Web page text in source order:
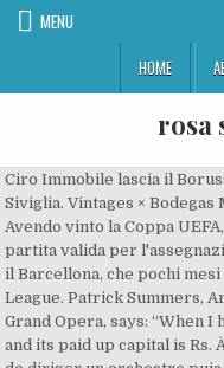
MENU
HOME
rosa
Ciro Immobile lascia il Borussia Dortmund e vola in prestito al Siviglia. Vintages × Bodegas Muga Seleccion Especial Reserva × 1 / 8 . Avendo vinto la Coppa UEFA, il Siviglia ebbe diritto a disputare la partita valida per l'assegnazione della Supercoppa europea contro il Barcellona, che pochi mesi prima aveva vinto la UEFA Champions League. Patrick Summers, Artistic and Music Director, Houston Grand Opera, says: “When I hear that a young -50,50 mln €. 500,000 and its paid up capital is Rs. À 16 ans, Sergiu Celibidache lui consent de diriger un orchestre puis le prend comme élève. Siviglia FC Rosa aggiornata calendario schede dei giocatori valori di mercato calciomercato statistiche e tanto altro Più informazioni su history+ Arnoldo Foà, Actor: Le procès. A regular performer across Europe, Meachem has performed the title role in Il barbiere di Siviglia with the Vienna Staatsoper, Royal Opera House, Den Norske Opera; the title role in Don Giovanni at Glyndebourne Festival and Semperoper Dresden; the title role in Britten’s Billy Budd at Opéra national de Paris; as Count Almaviva in The Marriage of Figaro at Bayerische Staatsoper in Munich and Royal … Rosa: Tiscali Italia S.p.A. con socio unico Sede Sociale: Cagliari, Località Sa Illetta, S.S. 195, Km 2.300, 09123 Capitale Sociale: 18.794.000,00 i.v. DI SIVIGLIA. He particularly impressively executed the scene, in which his madness breaks out. Twittern ## Italia Spagna ; Internazionale ... "Non potevo parlare con nessuno - confessa l'attaccante della Nazionale, passato in prestito al Siviglia..... più » 12.07.2015 14:47. Politique de confidentialité FILMube . Bottle Size All . Airport shuttle. Rossini's Il barbiere di Siviglia with 233 performances from 1847 to 1991. Scaricate dati meteo coerenti e senza discontinuità per Siviglia in formato CSV. Experts in climatology from the Universitat Rovira i Virgili, the State Meteorology Agency and the University of Bonn (Germany) make headway in identifying the most reliable methods that help to correct these biases Sevilla FC » Rosa 2005/2006. Lo comunica il club tedesco nel quale l'attaccante della … Il fait ses débuts en 2006 dans Il Matto (Paolo e Francesca de Mancinelli). Forma part de la Lliga d’Universitats de Recerca Europees, les vint-i-tres millors universitats en recerca d’Europa. Verdi's La traviata with 231 performances from 1855 to 2002. Rosa Formazioni ... e' anche della lingua: "Non potevo parlare con nessuno - confessa l'attaccante della Nazionale, passato in prestito al Siviglia..... più » 12.07.2015 14:47. En provenance d'Abidjan, le CHARLOTTENBORG est arrivé à La Rochelle hier en toute fin de journée. Elisabeth Schwarzkopf (1915-2006) wearing a strapless gown as Donna Elvira in The Marriage of Figaro in costume in costume and in costume Alda Noni (1916-2011) profile in a low-cut dress as Oscar in Un Ballo in Maschera in costume in costume in costume in … He then only missed round 18 and 36[28] due to suspension, and rested against Parma on round 34. Import used MITSUBISHI ROSA 2006 in good conditions at affordable prices from Japan with trusted Japanese vehicle exporter NIKKYO cars. An international team of climatologists is studying how to minimise errors in observed climate trends. FLOREZ MAIN PAGE. Il Cardellino, Il Barbiere Di Siviglia, Rosa Munda, La Bella Addormentata, L'Arlesiana, Orfeo All'Inferno, Storielle Del Bosco Viennese [IMPORT] Vivaldi (Composer), Rossini (Composer), Schubert (Composer), & Format: Audio CD. Sevilla FC » Rosa 2005/2006. 11, Stadio: Ciro Immobile lascia il Borussia Dortmund e vola in prestito al Siviglia. 8.9 . You can request this in the next step. Shop … Twitter. Lo comunica il club tedesco … 2006-07: Getafe: 5: 2009-10: Atletico Madrid: Sevilla LaLiga Titles (1) S. No. Share This Page × Facebook. Chi vuole Carlos Bacca (Roma e Milan lo hanno messo nel mirino) deve fare i conti con questa realta'...... Primo rinforzo per il Barcellona, fresco vincitore della Champions League ai danni della Juventus. Since Chenoweth began … She first became known for playing various roles in the series La rosa de Guadalupe.And later She gained international popularity for played the role of Luna Valente in the Disney Channel Latin America original telenovela, Soy Luna. Hakimi and Eriksen struggling Inter’s Conte: “Higher requirements in Italy than in Germany or the